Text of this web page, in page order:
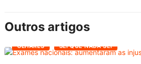
Outros artigos
OLHARES SEI QUE NADA SEI